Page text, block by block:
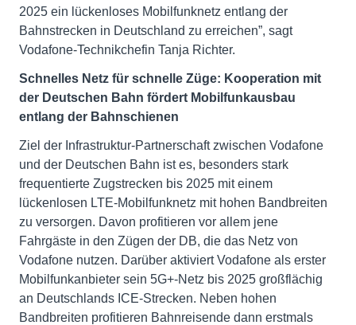
2025 ein lückenloses Mobilfunknetz entlang der
Bahnstrecken in Deutschland zu erreichen”, sagt
Vodafone-Technikchefin Tanja Richter.
Schnelles Netz für schnelle Züge: Kooperation mit
der Deutschen Bahn fördert Mobilfunkausbau
entlang der Bahnschienen
Ziel der Infrastruktur-Partnerschaft zwischen Vodafone
und der Deutschen Bahn ist es, besonders stark
frequentierte Zugstrecken bis 2025 mit einem
lückenlosen LTE-Mobilfunknetz mit hohen Bandbreiten
zu versorgen. Davon profitieren vor allem jene
Fahrgäste in den Zügen der DB, die das Netz von
Vodafone nutzen. Darüber aktiviert Vodafone als erster
Mobilfunkanbieter sein 5G+-Netz bis 2025 großflächig
an Deutschlands ICE-Strecken. Neben hohen
Bandbreiten profitieren Bahnreisende dann erstmals